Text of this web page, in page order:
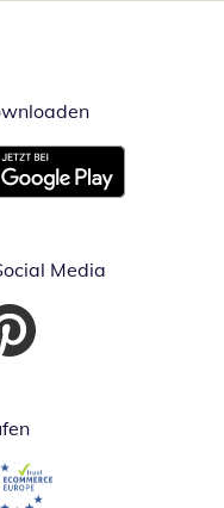
Öffnet in
neuem Fenster
Media
Fenster
neuem Fenster
in neuem Fenster